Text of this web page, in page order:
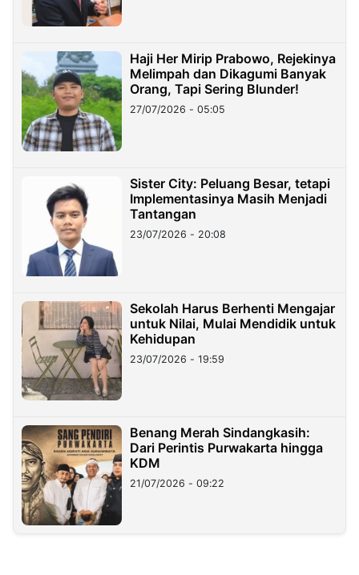
Haji Her Mirip Prabowo, Rejekinya
Melimpah dan Dikagumi Banyak
Orang, Tapi Sering Blunder!
27/07/2026 - 05:05
Sister City: Peluang Besar, tetapi
Implementasinya Masih Menjadi
Tantangan
23/07/2026 - 20:08
Sekolah Harus Berhenti Mengajar
untuk Nilai, Mulai Mendidik untuk
Kehidupan
23/07/2026 - 19:59
Benang Merah Sindangkasih:
Dari Perintis Purwakarta hingga
KDM
21/07/2026 - 09:22